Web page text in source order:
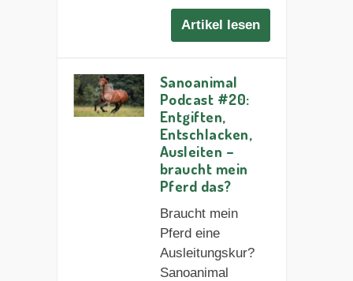
Artikel lesen
Sanoanimal
Podcast #20:
Entgiften,
Entschlacken,
Ausleiten –
braucht mein
Pferd das?
Braucht mein
Pferd eine
Ausleitungskur?
Sanoanimal